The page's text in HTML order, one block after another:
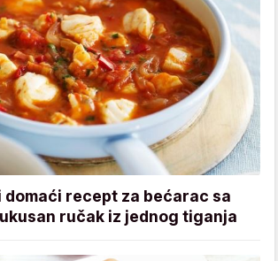
recept za bećarac sa
ručak iz jednog tiganja